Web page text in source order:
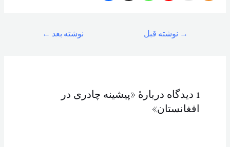
→ نوشته قبل نوشته بعد ←
1 دیدگاه دربارهٔ «پیشینه چادری در
افغانستان»